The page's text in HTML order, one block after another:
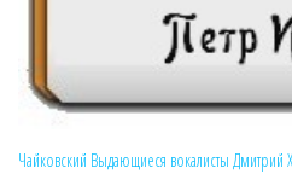
Чайковский Выдающиеся вокалисты Дмитрий